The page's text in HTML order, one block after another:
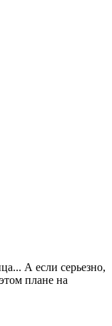
А если серьезно,
плане на